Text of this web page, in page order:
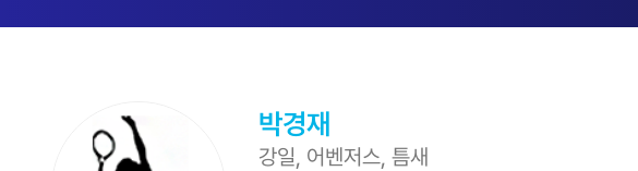
박경재
강일, 어벤저스, 틈새